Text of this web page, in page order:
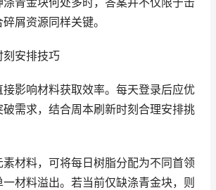
屑资源同样关键。
刻安排技巧
影响材料获取效率。每天登录后应优
需求，结合周本刷新时刻合理安排挑
材料，可将每日树脂分配为不同首领
材料溢出。若当前仅缺涤青金块，则